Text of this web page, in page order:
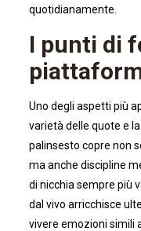
quotidianamente.
I punti di
Uno degli aspetti più
varietà delle quote e
palinsesto copre non
ma anche discipline
di nicchia sempre più
dal vivo arricchisce
vivere emozioni simili